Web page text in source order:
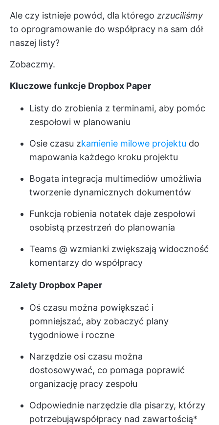
Ale czy istnieje powód, dla którego zrzuciliśmy
to oprogramowanie do współpracy na sam dół
naszej listy?
Zobaczmy.
Kluczowe funkcje Dropbox Paper
Listy do zrobienia z terminami, aby pomóc
zespołowi w planowaniu
Osie czasu zkamienie milowe projektu do
mapowania każdego kroku projektu
Bogata integracja multimediów umożliwia
tworzenie dynamicznych dokumentów
Funkcja robienia notatek daje zespołowi
osobistą przestrzeń do planowania
Teams @ wzmianki zwiększają widoczność
komentarzy do współpracy
Zalety Dropbox Paper
Oś czasu można powiększać i
pomniejszać, aby zobaczyć plany
tygodniowe i roczne
Narzędzie osi czasu można
dostosowywać, co pomaga poprawić
organizację pracy zespołu
Odpowiednie narzędzie dla pisarzy, którzy
potrzebująwspółpracy nad zawartością*